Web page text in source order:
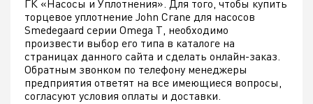
ГК «Насосы и Уплотнения». Для того, чтобы купить
торцевое уплотнение John Crane для насосов
Smedegaard серии Omega T, необходимо
произвести выбор его типа в каталоге на
страницах данного сайта и сделать онлайн-заказ.
Обратным звонком по телефону менеджеры
предприятия ответят на все имеющиеся вопросы,
согласуют условия оплаты и доставки.